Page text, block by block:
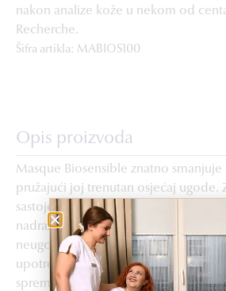
nakon analize kože u nekom od
Recherche.
Šifra artikla: MABIOS100
Opis proizvoda
Masque Biosensible znatno
pružajući joj trenutan osjećaj ugode.
sastojcima sa smirujućim i zaštitnim
nadražaje kože i jača njezinu
neugodan osjećaj zatezanja kože,
upotrebe ove maske koža je dobro
spremnije podnosi štetne vanjske